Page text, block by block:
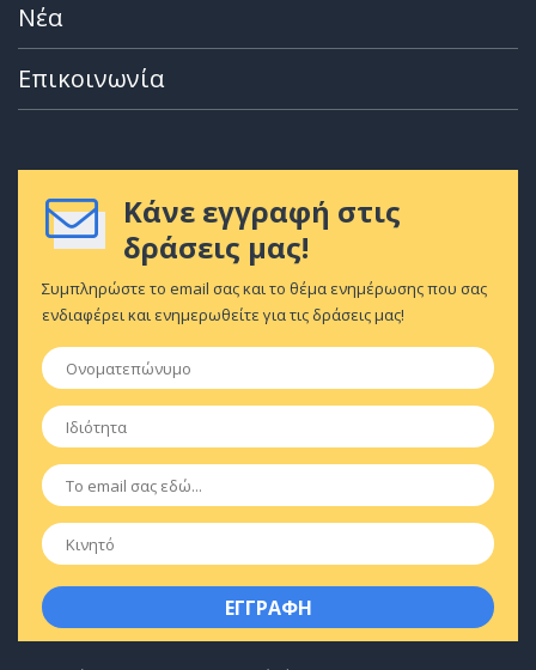
Νέα
Επικοινωνία
Κάνε εγγραφή στις
δράσεις μας!
Συμπληρώστε το email σας και το θέμα ενημέρωσης που σας
ενδιαφέρει και ενημερωθείτε για τις δράσεις μας!
Ονοματεπώνυμο
Ιδιότητα
Email
Κινητό